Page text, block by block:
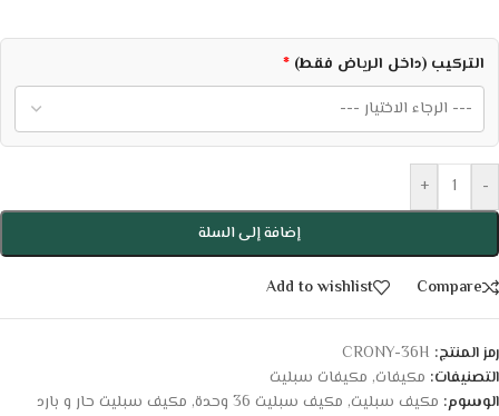
التركيب (داخل الرياض فقط) *
-
+
إضافة إلى السلة
Compare
Add to wishlist
رمز المنتج: CRONY-36H
التصنيفات: مكيفات, مكيفات سبليت
الوسوم: مكيف سبليت, مكيف سبليت 36 وحدة , مكيف سبليت حار و بارد